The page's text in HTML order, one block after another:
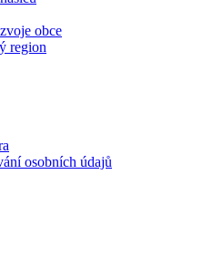
obce
region
osobních údajů